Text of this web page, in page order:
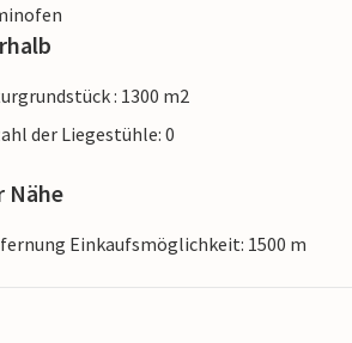
: 1300 m2
der Liegestühle: 0
Nähe
Einkaufsmöglichkeit: 1500 m